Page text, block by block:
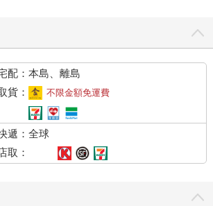
配：本島、離島
貨：
不限金額免運費
遞：全球
取：